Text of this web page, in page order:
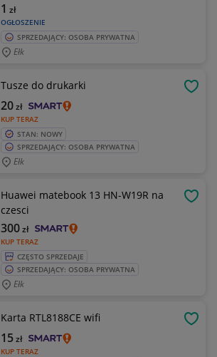
OGŁOSZENIE
1 zł
SPRZEDAJĄCY: OSOBA PRYWATNA
Ełk
Tusze do drukarki
KUP TERAZ
20zł
STAN: NOWY
SPRZEDAJĄCY: OSOBA PRYWATNA
Ełk
Huawei matebook 13 HN-W19R na
czesci
KUP TERAZ
300zł
CZĘSTO SPRZEDAJE
SPRZEDAJĄCY: OSOBA PRYWATNA
Ełk
Karta RTL8188CE wifi
KUP TERAZ
15zł